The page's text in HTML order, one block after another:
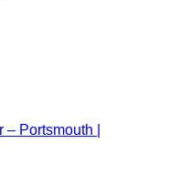
Portsmouth |